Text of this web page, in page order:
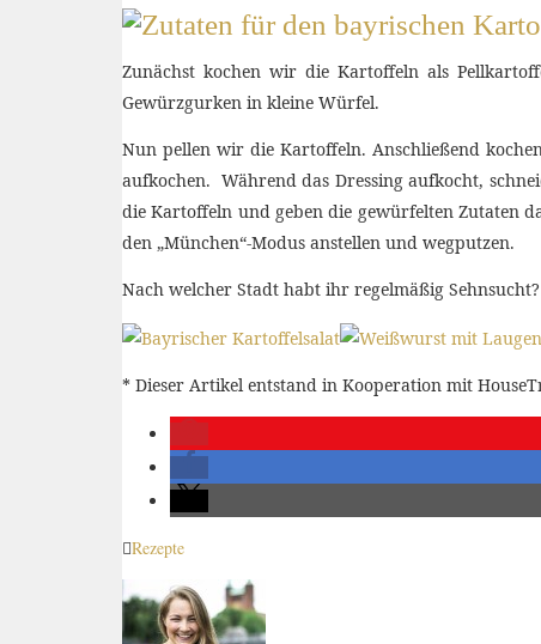
Zunächst kochen wir die Kartoffeln als
Gewürzgurken in kleine Würfel.
Nun pellen wir die Kartoffeln. Anschließend
aufkochen. Während das Dressing aufkocht,
die Kartoffeln und geben die gewürfelten Zutaten
den „München“-Modus anstellen und wegputzen.
Nach welcher Stadt habt ihr regelmäßig Sehnsucht?
* Dieser Artikel entstand in Kooperation mit
Rezepte